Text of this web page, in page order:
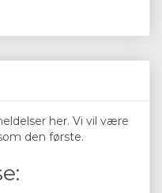
her. Vi vil være
den første.